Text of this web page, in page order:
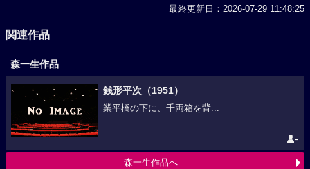
最終更新日：2026-07-29 11:48:25
関連作品
森一生作品
銭形平次（1951）
業平橋の下に、千両箱を背...
-
森一生作品へ